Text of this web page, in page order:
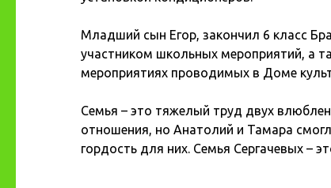
Младший сын Егор, закончил 6 класс
участником школьных мероприятий, а
мероприятиях проводимых в Доме
Семья – это тяжелый труд двух
отношения, но Анатолий и Тамара
гордость для них. Семья Сергачевых –